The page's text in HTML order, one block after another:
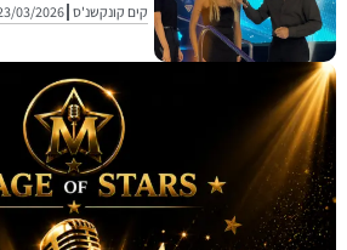
קים קונקשנ'ס 23/03/2026